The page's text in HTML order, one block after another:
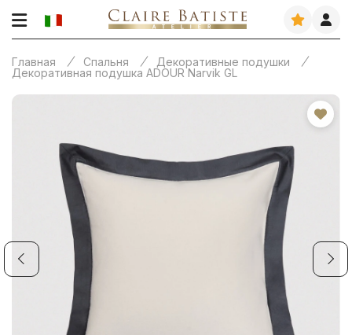
Главная Спальня
Декоративные подушки
Декоративная подушка ADOUR Narvik GL